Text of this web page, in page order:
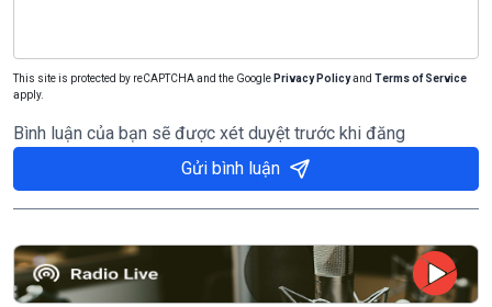
This site is protected by reCAPTCHA and the Google Privacy Policyand Terms of Service
apply.
Bình luận của bạn sẽ được xét duyệt trước khi đăng
Gửi bình luận